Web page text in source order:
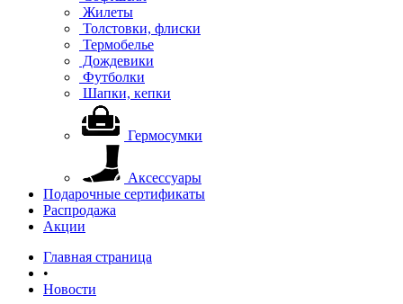
Жилеты
Толстовки, флиски
Термобелье
Дождевики
Футболки
Шапки, кепки
Гермосумки
Аксессуары
Подарочные сертификаты
Распродажа
Акции
Главная страница
•
Новости